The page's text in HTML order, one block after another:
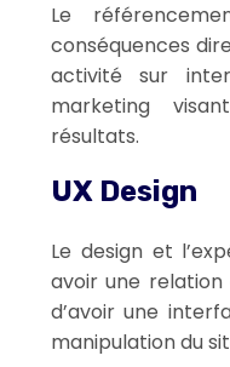
Le
conséquences
activité sur
marketing
résultats.
UX Design
Le design et
avoir une relation
d’avoir une
manipulation du